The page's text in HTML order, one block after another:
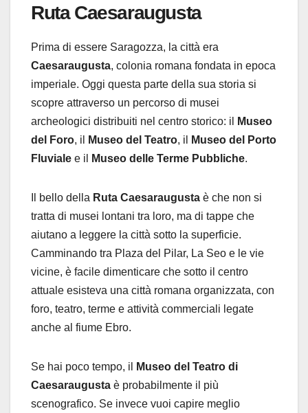
Ruta Caesaraugusta
Prima di essere Saragozza, la città era
Caesaraugusta, colonia romana fondata in epoca
imperiale. Oggi questa parte della sua storia si
scopre attraverso un percorso di musei
archeologici distribuiti nel centro storico: il
Museo
del Foro, il Museo del Teatro, il
Museo del Porto
Fluviale e il Museo delle Terme Pubbliche.
Il bello della Ruta Caesaraugusta è che non si
tratta di musei lontani tra loro, ma di tappe che
aiutano a leggere la città sotto la superficie.
Camminando tra Plaza del Pilar, La Seo e le vie
vicine, è facile dimenticare che sotto il centro
attuale esisteva una città romana organizzata, con
foro, teatro, terme e attività commerciali legate
anche al fiume Ebro.
Se hai poco tempo, il
Museo del Teatro di
Caesaraugusta è probabilmente il più
scenografico. Se invece vuoi capire meglio